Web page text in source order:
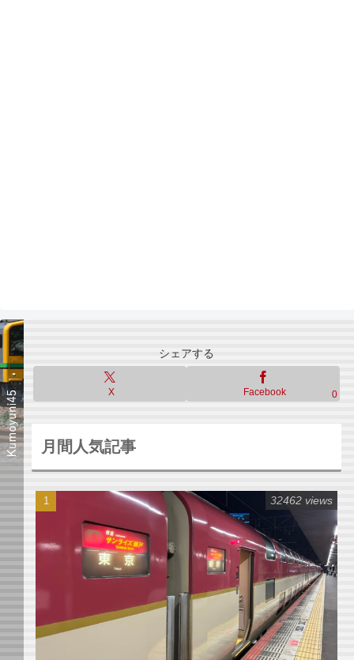
シェアする
X Facebook 0
月間人気記事
32462 views